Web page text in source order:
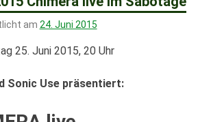
am 24. Juni 2015
25. Juni 2015, 20 Uhr
Sonic Use präsentiert: